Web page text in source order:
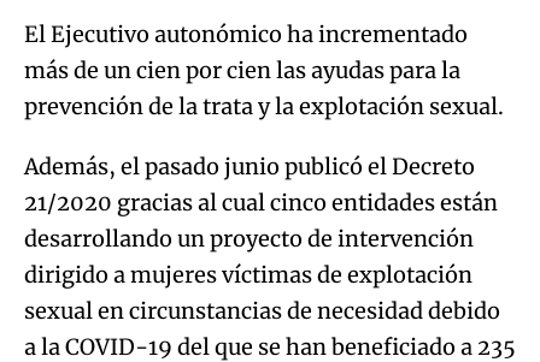
El Ejecutivo autonómico ha incrementado
más de un cien por cien las ayudas para la
prevención de la trata y la explotación sexual.
Además, el pasado junio publicó el Decreto
21/2020 gracias al cual cinco entidades están
desarrollando un proyecto de intervención
dirigido a mujeres víctimas de explotación
sexual en circunstancias de necesidad debido
a la COVID-19 del que se han beneficiado a 235